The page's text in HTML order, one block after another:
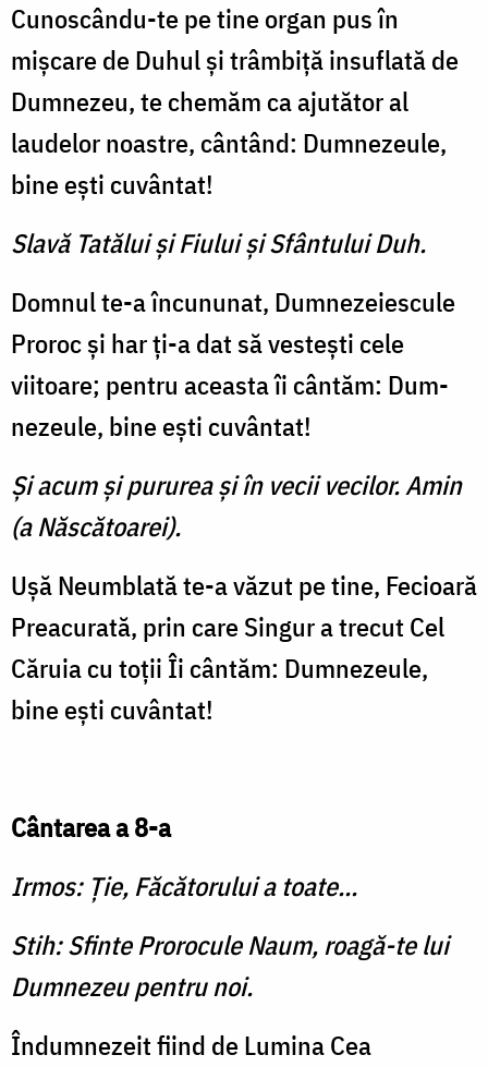
Cunoscându-te pe tine organ pus în
mişcare de Duhul şi trâmbiţă insuflată de
Dum­nezeu, te chemăm ca ajutător al
laudelor noastre, cântând: Dumnezeule,
bine eşti cuvântat!
Slavă Tatălui şi Fiului şi Sfântului Duh.
Domnul te-a încununat, Dumnezeiescule
Proroc şi har ţi-a dat să vesteşti cele
viitoare; pentru aceasta îi cântăm: Dum­
nezeule, bine eşti cuvântat!
Şi acum şi pururea şi în vecii vecilor. Amin
(a Născătoarei).
Uşă Neumblată te-a văzut pe tine, Fecioară
Preacurată, prin care Singur a trecut Cel
Căruia cu toţii Îi cântăm: Dumnezeule,
bine eşti cuvântat!
Cântarea a 8-a
Irmos: Ţie, Făcătorului a toate...
Stih: Sfinte Prorocule Naum, roagă-te lui
Dumnezeu pentru noi.
Îndumnezeit fiind de Lumi­na Cea